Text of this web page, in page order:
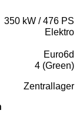
350 kW / 476 PS
Elektro
Euro6d
4 (Green)
Zentrallager